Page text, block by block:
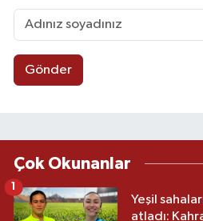
Gönder
Çok Okunanlar
Yeşil
atladı: